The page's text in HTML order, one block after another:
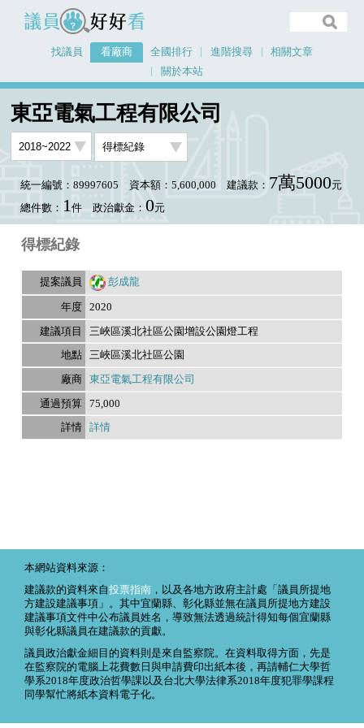
議員好好看
找議員 看廠商 全國排行 進階搜尋
相關文章
關於本站
東亞電氣工程有限公司
統一編號：89997605 資本額：5,600,000 建議款： 7萬5000元
總件數： 1件 政治獻金： 0元
得標紀錄
彭成龍
2020
三峽區溪北社區公園增設公園燈工程
三峽區溪北社區公園
東亞電氣工程有限公司
75,000
詳情
本網站資料來源：
建議款的資料來自投票指南 ，以及各地方政府主計處「議員所提地
方建設建議事項」。其中宜蘭縣、彰化縣並無在議員所提地方建設
建議事項文件中公布議員姓名，導致無法透過統計得知每個宜蘭縣
與彰化縣議員在建議款的貢獻。
議員政治獻金細目的資料則是來自監察院。在資料取得方面，先是
在監察院的電腦上花費數日與申請費印出紙本後，再請輔仁大學哲
學系2018年度政治哲學課以及台北大學法律系2018年度犯罪學課程
同學幫忙將紙本資料電子化。